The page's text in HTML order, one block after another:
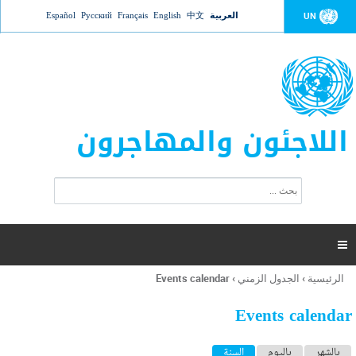
Jump to navigation UN العربية 中文
English
Français
Русский
Español
اللاجئون والمهاجرون
ت
ر
ل
ح
ب

أنت
هنا
الرئيسية › الجدول الزمني ›
Events calendar
Events calendar